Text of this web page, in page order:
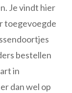
Je vindt hier
toegevoegde
bestellen
in
dan wel op